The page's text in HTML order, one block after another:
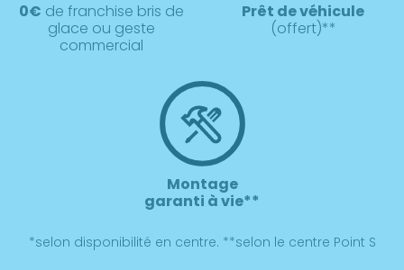
0€ de franchise bris de
glace ou geste
commercial
Prêt de véhicule
(offert)**
Montage
garanti à vie**
*selon disponibilité en centre. **selon le centre Point S